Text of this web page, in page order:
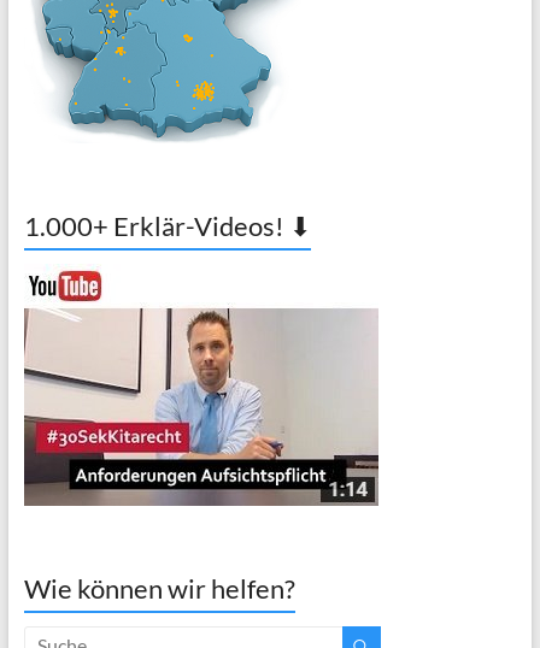
1.000+ Erklär-Videos! ⬇
Wie können wir helfen?